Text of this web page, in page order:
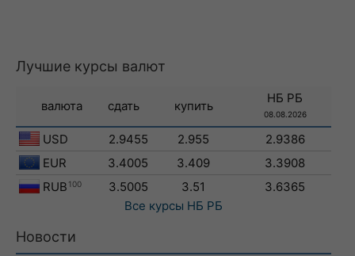
Лучшие курсы валют
валюта сдать купить
НБ РБ
08.08.2026
USD 2.9455 2.955
2.9386
EUR
3.4005 3.409
3.3908
RUB 100 3.5005 3.51
3.6365
Все курсы НБ РБ
Новости